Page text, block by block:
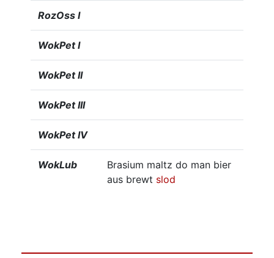
RozOss I
WokPet I
WokPet II
WokPet III
WokPet IV
WokLub
Brasium maltz do man bier
aus brewt slod